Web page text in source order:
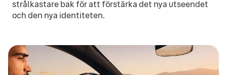
strålkastare bak för att förstärka det nya utseendet
och den nya identiteten.